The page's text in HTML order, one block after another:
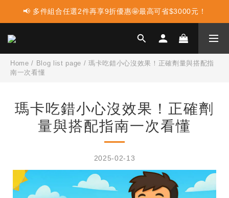
📢 蛋白點心新上市 ! 點這裡享優惠👈
📢 多件組合任選2件再享9折優惠🤩最高可省$3000元！
📢 使用LINE購物消費 每筆訂單LINEPOINT回饋2%
Home / Blog list page /瑪卡吃錯小心沒效果！正確劑量與搭配指
南一次看懂
瑪卡吃錯小心沒效果！正確劑
量與搭配指南一次看懂
2025-02-13